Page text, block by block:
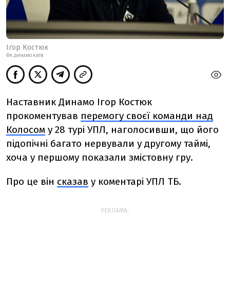
Ігор Костюк
ФК ДИНАМО КИЇВ
Наставник Динамо Ігор Костюк
прокоментував перемогу своєї команди над
Колосом у 28 турі УПЛ, наголосивши, що його
підопічні багато нервували у другому таймі,
хоча у першому показали змістовну гру.
Про це він сказав у коментарі УПЛ ТБ.
РЕКЛАМА: